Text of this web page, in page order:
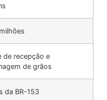
de recepção e
de grãos
da BR-153